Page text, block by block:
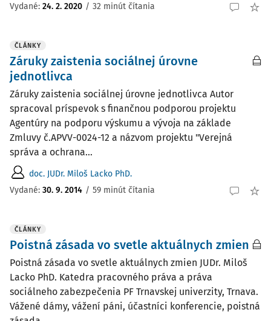
Vydané: 24. 2. 2020 / 32 minút čítania
ČLÁNKY
Záruky zaistenia sociálnej úrovne
jednotlivca
Záruky zaistenia sociálnej úrovne jednotlivca Autor
spracoval príspevok s finančnou podporou projektu
Agentúry na podporu výskumu a vývoja na základe
Zmluvy č.APVV-0024-12 a názvom projektu "Verejná
správa a ochrana...
doc. JUDr. Miloš Lacko PhD.
Vydané: 30. 9. 2014 / 59 minút čítania
ČLÁNKY
Poistná zásada vo svetle aktuálnych zmien
Poistná zásada vo svetle aktuálnych zmien JUDr. Miloš
Lacko PhD. Katedra pracovného práva a práva
sociálneho zabezpečenia PF Trnavskej univerzity, Trnava.
Vážené dámy, vážení páni, účastníci konferencie, poistná